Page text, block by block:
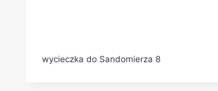
wycieczka do Sandomierza 8